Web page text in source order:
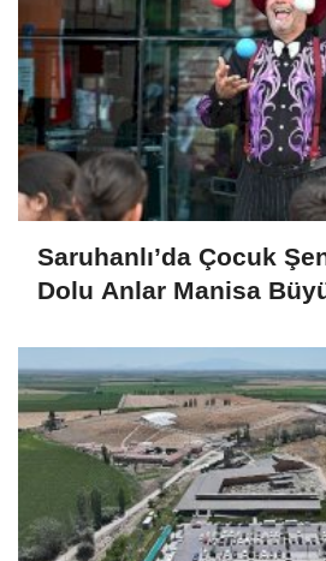
Saruhanlı’da Çocuk
Dolu Anlar Manisa